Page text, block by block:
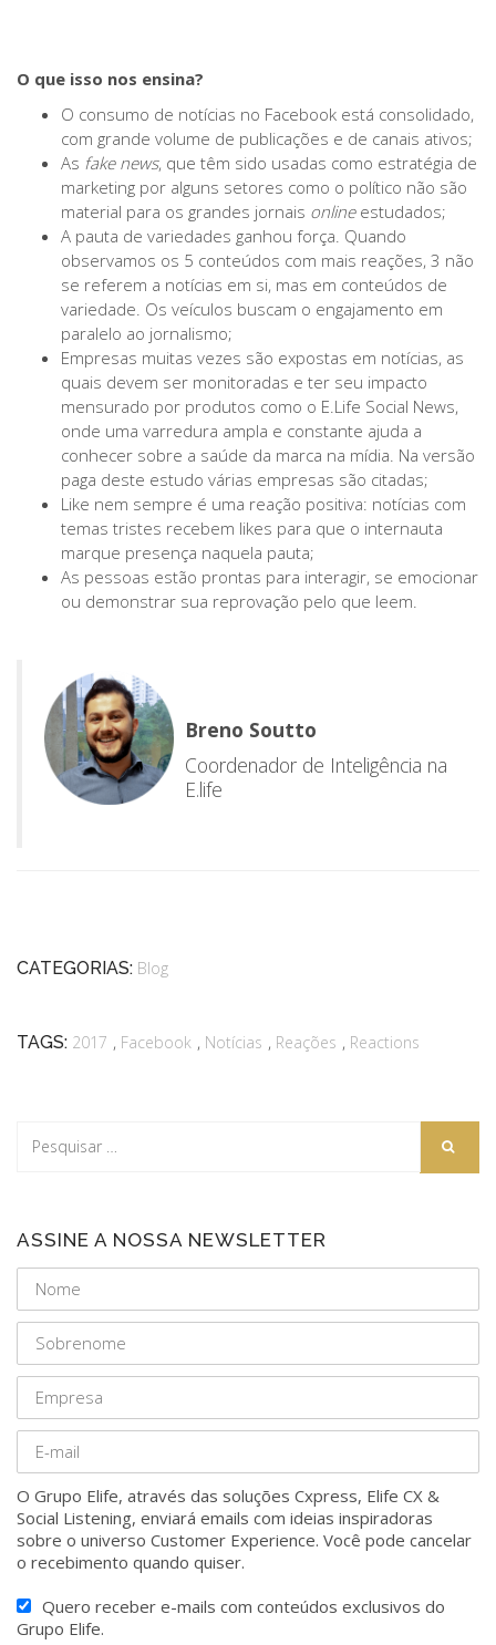
O que isso nos ensina?
O consumo de notícias no Facebook está consolidado,
com grande volume de publicações e de canais ativos;
As fake news, que têm sido usadas como estratégia de
marketing por alguns setores como o político não são
material para os grandes jornais online estudados;
A pauta de variedades ganhou força. Quando
observamos os 5 conteúdos com mais reações, 3 não
se referem a notícias em si, mas em conteúdos de
variedade. Os veículos buscam o engajamento em
paralelo ao jornalismo;
Empresas muitas vezes são expostas em notícias, as
quais devem ser monitoradas e ter seu impacto
mensurado por produtos como o E.Life Social News,
onde uma varredura ampla e constante ajuda a
conhecer sobre a saúde da marca na mídia. Na versão
paga deste estudo várias empresas são citadas;
Like nem sempre é uma reação positiva: notícias com
temas tristes recebem likes para que o internauta
marque presença naquela pauta;
As pessoas estão prontas para interagir, se emocionar
ou demonstrar sua reprovação pelo que leem.
Breno Soutto
Coordenador de Inteligência na
E.life
CATEGORIAS: Blog
TAGS: 2017 , Facebook , Notícias , Reações , Reactions
ASSINE A NOSSA NEWSLETTER
O Grupo Elife, através das soluções Cxpress, Elife CX &
Social Listening, enviará emails com ideias inspiradoras
sobre o universo Customer Experience. Você pode cancelar
o recebimento quando quiser.
Quero receber e-mails com conteúdos exclusivos do
Grupo Elife.